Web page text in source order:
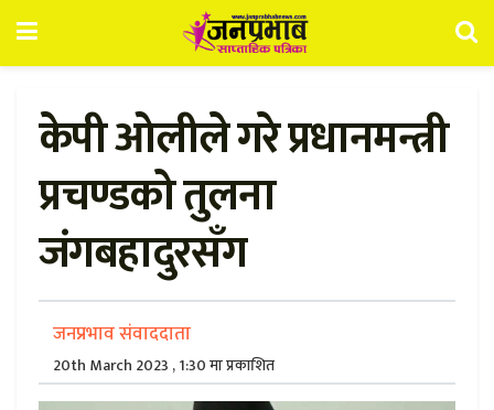
केपी ओलीले गरे प्रधानमन्त्री
प्रचण्डको तुलना
जंगबहादुरसँग
जनप्रभाव संवाददाता
20th March 2023 , 1:30 मा प्रकाशित